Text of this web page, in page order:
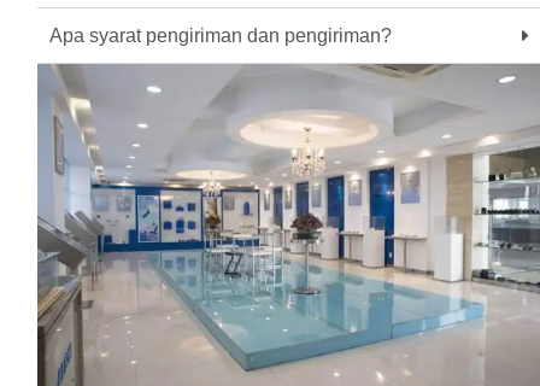
Apa syarat pengiriman dan pengiriman?